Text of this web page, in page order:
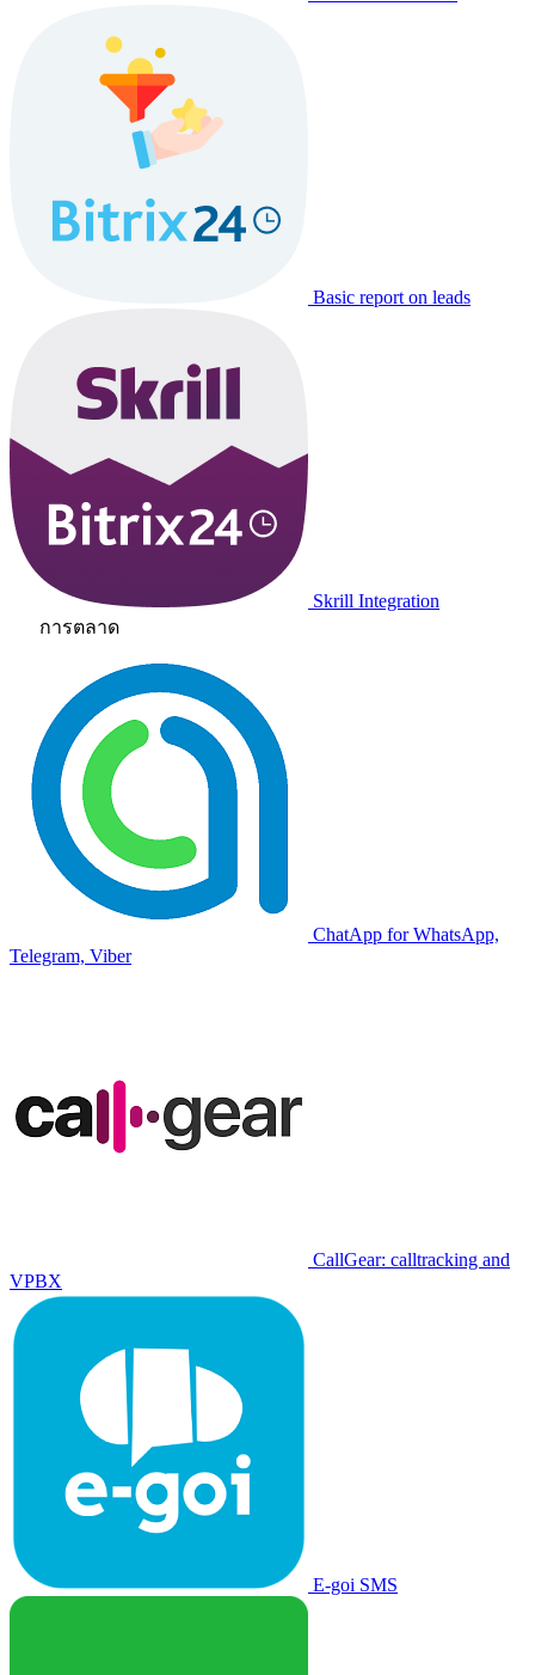
Basic report on leads
Skrill Integration
การตลาด
ChatApp for WhatsApp,
Telegram, Viber
CallGear: calltracking and
VPBX
E-goi SMS